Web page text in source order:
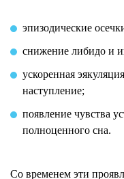
эпизодические
снижение либидо и
ускоренная
наступление;
появление чувства
полноценного сна.
Со временем эти